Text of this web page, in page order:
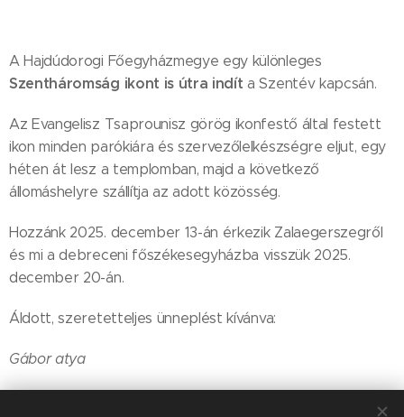
A Hajdúdorogi Főegyházmegye egy különleges
Szentháromság ikont is útra indít a Szentév kapcsán.
Az Evangelisz Tsaprounisz görög ikonfestő által festett
ikon minden parókiára és szervezőlelkészségre eljut, egy
héten át lesz a templomban, majd a következő
állomáshelyre szállítja az adott közösség.
Hozzánk 2025. december 13-án érkezik Zalaegerszegről
és mi a debreceni főszékesegyházba visszük 2025.
december 20-án.
Áldott, szeretetteljes ünneplést kívánva:
Gábor atya